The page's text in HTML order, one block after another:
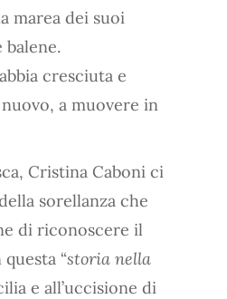
marea dei suoi
balene.
cresciuta e
a muovere in
Cristina Caboni ci
sorellanza che
di riconoscere il
“storia nella
e all’uccisione di